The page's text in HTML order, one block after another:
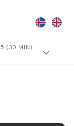
(30 MIN)